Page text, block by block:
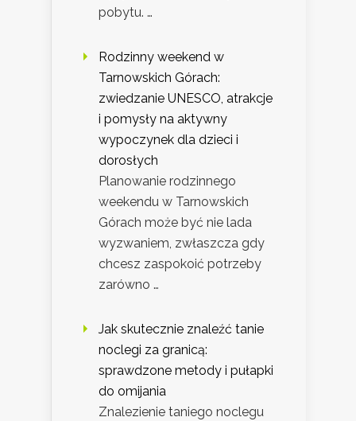
pobytu. …
Rodzinny weekend w
Tarnowskich Górach:
zwiedzanie UNESCO, atrakcje
i pomysły na aktywny
wypoczynek dla dzieci i
dorosłych
Planowanie rodzinnego
weekendu w Tarnowskich
Górach może być nie lada
wyzwaniem, zwłaszcza gdy
chcesz zaspokoić potrzeby
zarówno …
Jak skutecznie znaleźć tanie
noclegi za granicą:
sprawdzone metody i pułapki
do omijania
Znalezienie taniego noclegu